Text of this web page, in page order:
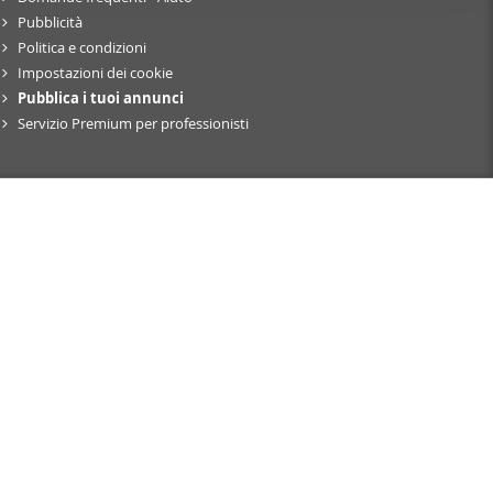
sito
loro
Pubblicità
Politica e condizioni
Impostazioni dei cookie
Pubblica i tuoi annunci
Servizio Premium per professionisti